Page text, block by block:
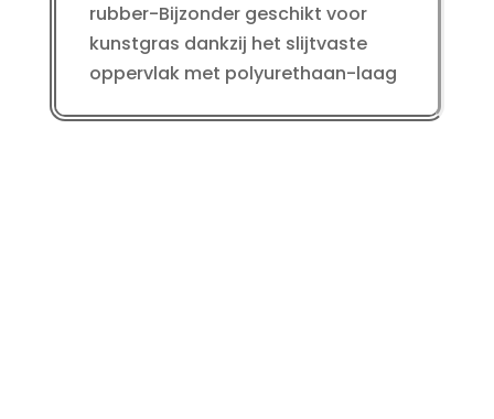
aantal
rubber-Bijzonder geschikt voor
kunstgras dankzij het slijtvaste
oppervlak met polyurethaan-laag